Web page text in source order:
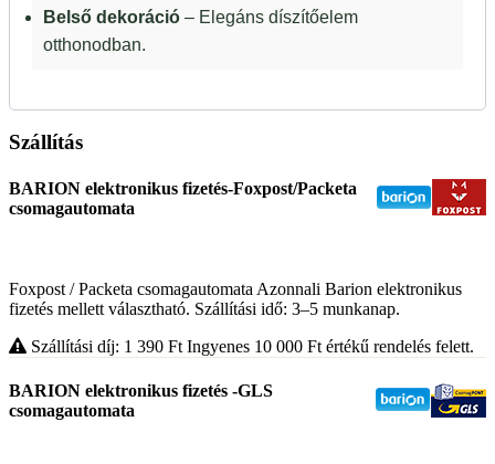
Belső dekoráció – Elegáns díszítőelem
otthonodban.
Szállítás
BARION elektronikus fizetés-Foxpost/Packeta
csomagautomata
Foxpost / Packeta csomagautomata Azonnali Barion elektronikus
fizetés mellett választható. Szállítási idő: 3–5 munkanap.
Szállítási díj: 1 390 Ft Ingyenes 10 000 Ft értékű rendelés felett.
BARION elektronikus fizetés -GLS
csomagautomata